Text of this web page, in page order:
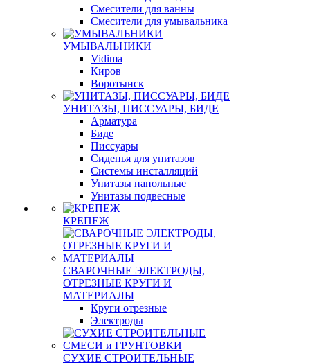
Смесители для ванны
Смесители для умывальника
УМЫВАЛЬНИКИ
Vidima
Киров
Воротынск
УНИТАЗЫ, ПИССУАРЫ, БИДЕ
Арматура
Биде
Писсуары
Сиденья для унитазов
Системы инсталляций
Унитазы напольные
Унитазы подвесные
КРЕПЕЖ
СВАРОЧНЫЕ ЭЛЕКТРОДЫ,
ОТРЕЗНЫЕ КРУГИ И
МАТЕРИАЛЫ
Круги отрезные
Электроды
СУХИЕ СТРОИТЕЛЬНЫЕ